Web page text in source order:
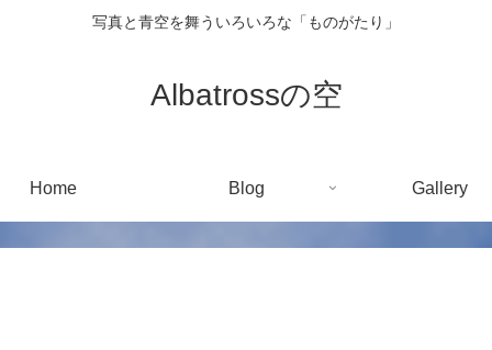
写真と青空を舞ういろいろな「ものがたり」
Albatrossの空
Home Blog Gallery